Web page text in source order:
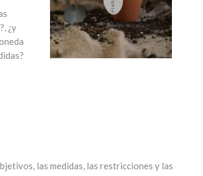
¿y
las medidas, las restricciones y las